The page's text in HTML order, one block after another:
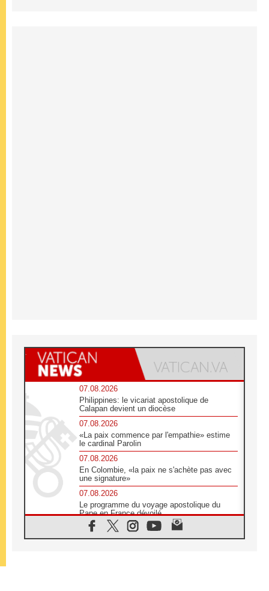
07.08.2026
Philippines: le vicariat apostolique de
Calapan devient un diocèse
07.08.2026
«La paix commence par l'empathie» estime
le cardinal Parolin
07.08.2026
En Colombie, «la paix ne s'achète pas avec
une signature»
07.08.2026
Le programme du voyage apostolique du
Pape en France dévoilé
07.08.2026
1ère Conférence continentale sur l'éducation